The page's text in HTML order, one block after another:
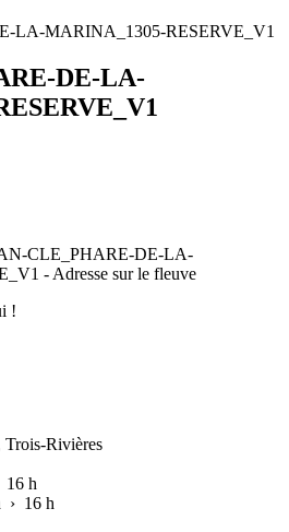
DE-LA-
!
Trois-Rivières
16 h
› 16 h